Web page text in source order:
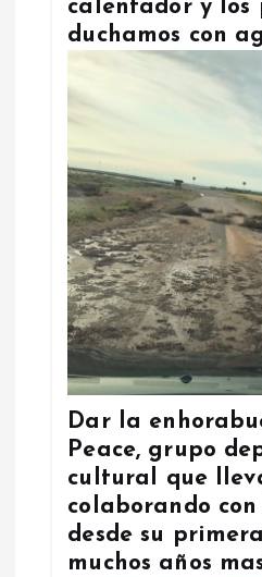
calentador y los
duchamos con
Dar la
Peace, grupo
cultural que
colaborando
desde su
muchos años